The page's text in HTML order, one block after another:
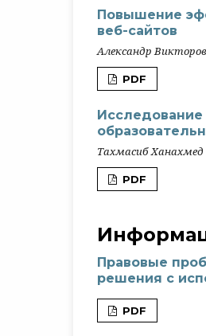
Повышение
веб-сайтов
Александр
PDF
Тахмасиб
PDF
Правовые
решения с
PDF